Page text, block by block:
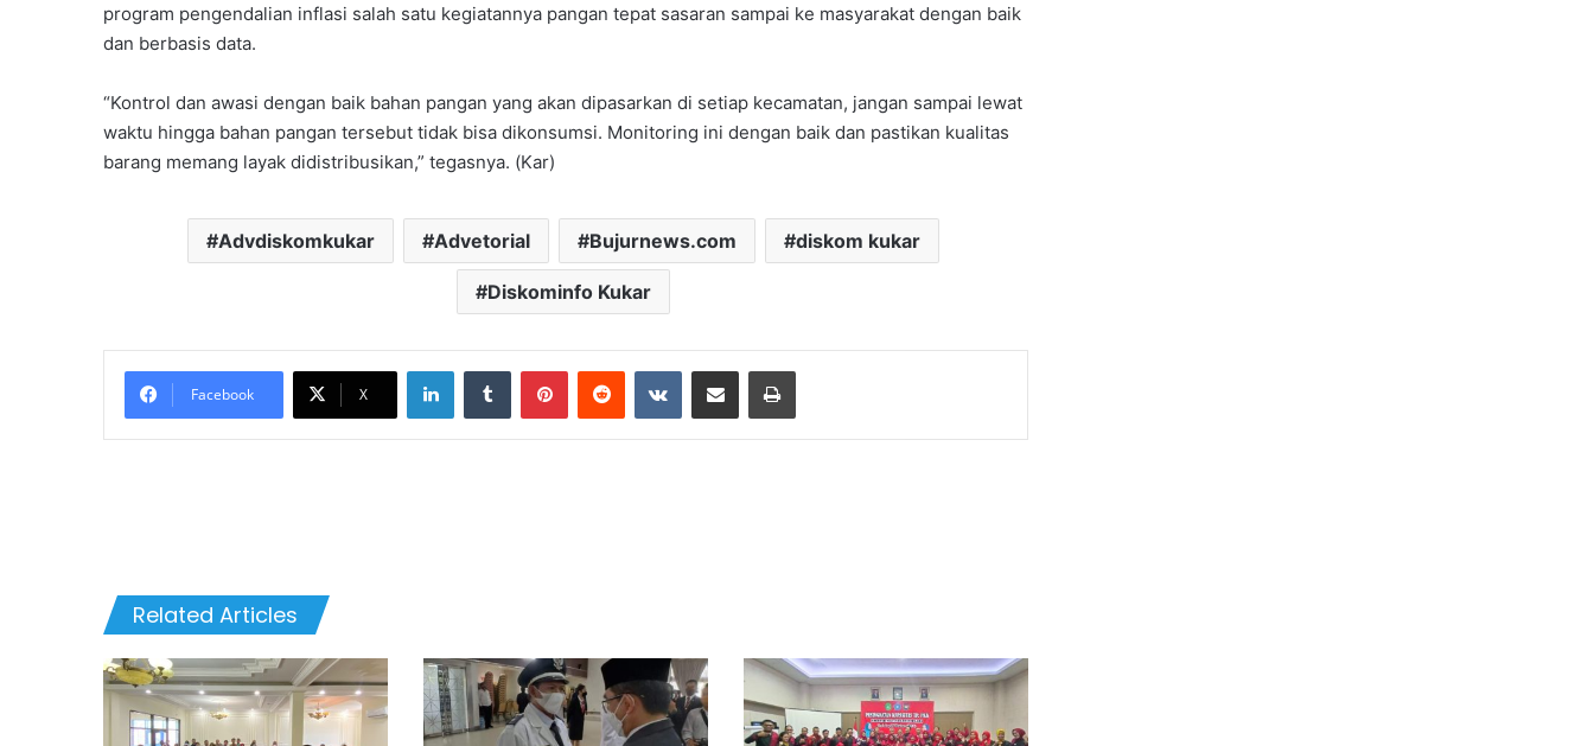
program pengendalian inflasi salah satu kegiatannya pangan tepat sasaran sampai ke masyarakat dengan baik
dan berbasis data.
“Kontrol dan awasi dengan baik bahan pangan yang akan dipasarkan di setiap kecamatan, jangan sampai lewat
waktu hingga bahan pangan tersebut tidak bisa dikonsumsi. Monitoring ini dengan baik dan pastikan kualitas
barang memang layak didistribusikan,” tegasnya. (Kar)
Advdiskomkukar Advetorial Bujurnews.com diskom kukar
Diskominfo Kukar
Facebook X
LinkedInTumblr PinterestReddit VKontakteShare via Email Print
Related Articles